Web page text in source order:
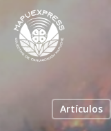
main
Artículos